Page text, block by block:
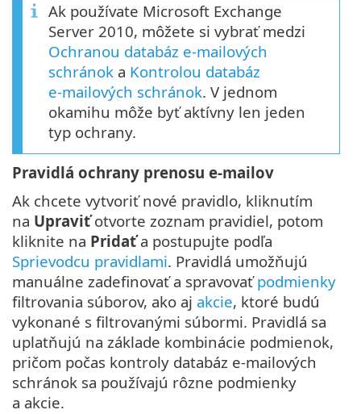
Ak používate Microsoft Exchange
Server 2010, môžete si vybrať medzi
Ochranou databáz e‑mailových
schránok a Kontrolou databáz
e‑mailových schránok. V jednom
okamihu môže byť aktívny len jeden
typ ochrany.
Pravidlá ochrany prenosu e‑mailov
Ak chcete vytvoriť nové pravidlo, kliknutím
na Upraviťotvorte zoznam pravidiel, potom
kliknite na Pridaťa postupujte podľa
Sprievodcu pravidlami. Pravidlá umožňujú
manuálne zadefinovať a spravovaťpodmienky
filtrovania súborov, ako aj akcie, ktoré budú
vykonané s filtrovanými súbormi. Pravidlá sa
uplatňujú na základe kombinácie podmienok,
pričom počas kontroly databáz e‑mailových
schránok sa používajú rôzne podmienky
a akcie.